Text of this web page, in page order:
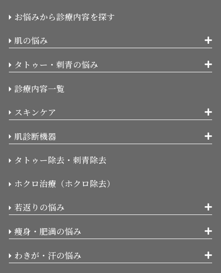
お悩みから診療内容を探す
肌の悩み
タトゥー・刺青の悩み
診療内容一覧
スキンケア
肌診断機器
タトゥー除去・刺青除去
ホクロ治療（ホクロ除去）
若返りの悩み
痩身・肥満の悩み
わきが・汗の悩み